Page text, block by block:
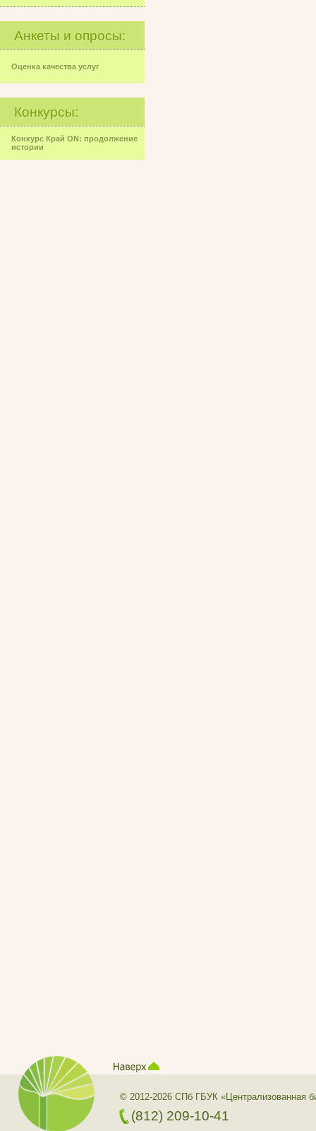
Анкеты и опросы:
Оценка качества услуг
Конкурсы:
Конкурс Край ON: продолжение
истории
© 2012-2026 СПб ГБУК «Централизованная
(812) 209-10-41